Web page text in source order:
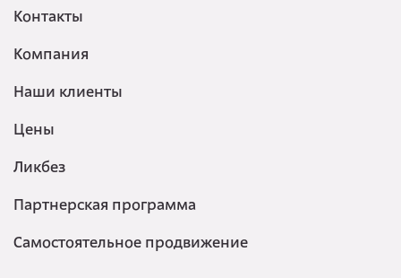
Контакты
Компания
Наши клиенты
Цены
Ликбез
Партнерская программа
Самостоятельное продвижение